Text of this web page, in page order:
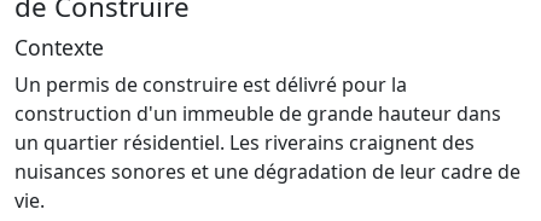
Contexte
Un permis de construire est délivré pour la
construction d'un immeuble de grande hauteur dans
un quartier résidentiel. Les riverains craignent des
nuisances sonores et une dégradation de leur cadre de
vie.